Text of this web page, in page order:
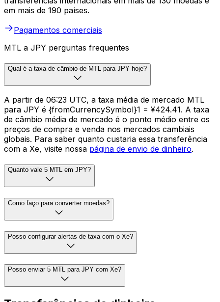
em mais de 190 países.
Pagamentos comerciais
MTL a JPY perguntas frequentes
Qual é a taxa de câmbio de MTL para JPY hoje?
A partir de 06:23 UTC, a taxa média de mercado MTL
para JPY é {fromCurrencySymbol}1 = ¥424.41. A taxa
de câmbio média de mercado é o ponto médio entre os
preços de compra e venda nos mercados cambiais
globais. Para saber quanto custaria essa transferência
com a Xe, visite nossa página de envio de dinheiro.
Quanto vale 5 MTL em JPY?
Como faço para converter moedas?
Posso configurar alertas de taxa com o Xe?
Posso enviar 5 MTL para JPY com Xe?